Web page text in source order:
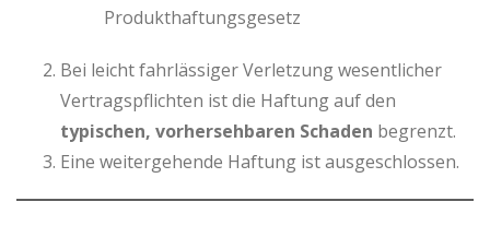
Produkthaftungsgesetz
Bei leicht fahrlässiger Verletzung wesentlicher
Vertragspflichten ist die Haftung auf den
typischen, vorhersehbaren Schaden begrenzt.
Eine weitergehende Haftung ist ausgeschlossen.